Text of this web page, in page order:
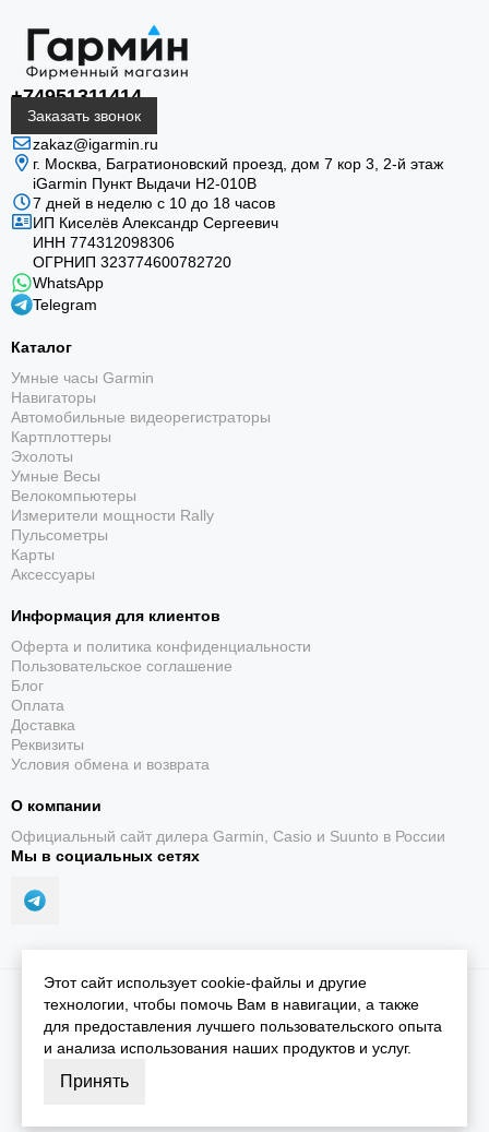
+74951311414
Заказать звонок
zakaz@igarmin.ru
г. Москва, Багратионовский проезд, дом 7 кор 3, 2-й этаж
iGarmin Пункт Выдачи Н2-010В
7 дней в неделю с 10 до 18 часов
ИП Киселёв Александр Сергеевич
ИНН 774312098306
ОГРНИП 323774600782720
WhatsApp
Telegram
Каталог
Умные часы Garmin
Навигаторы
Автомобильные видеорегистраторы
Картплоттеры
Эхолоты
Умные Весы
Велокомпьютеры
Измерители мощности Rally
Пульсометры
Карты
Аксессуары
Информация для клиентов
Оферта и политика конфиденциальности
Пользовательское соглашение
Блог
Оплата
Доставка
Реквизиты
Условия обмена и возврата
О компании
Официальный сайт дилера Garmin, Casio и Suunto в России
Мы в социальных сетях
2026 © iGarmin.Карта сайта
Этот сайт использует cookie-файлы и другие
технологии, чтобы помочь Вам в навигации, а также
для предоставления лучшего пользовательского опыта
и анализа использования наших продуктов и услуг.
Принять